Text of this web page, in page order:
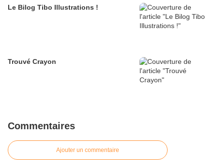
Le Bilog Tibo Illustrations !
Trouvé Crayon
Commentaires
Ajouter un commentaire